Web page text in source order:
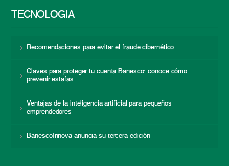
TECNOLOGÍA
Recomendaciones para evitar el fraude cibernético
Claves para proteger tu cuenta Banesco: conoce cómo
prevenir estafas
Ventajas de la inteligencia artificial para pequeños
emprendedores
BanescoInnova anuncia su tercera edición